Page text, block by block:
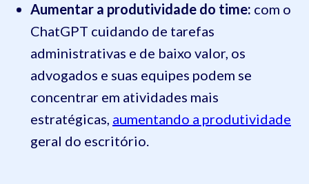
Aumentar a produtividade do time: com o
ChatGPT cuidando de tarefas
administrativas e de baixo valor, os
advogados e suas equipes podem se
concentrar em atividades mais
estratégicas, aumentando a produtividade
geral do escritório.